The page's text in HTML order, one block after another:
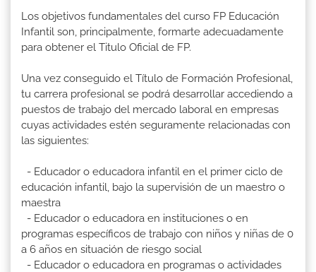
Los objetivos fundamentales del curso FP Educación
Infantil son, principalmente, formarte adecuadamente
para obtener el Titulo Oficial de FP.
Una vez conseguido el Título de Formación Profesional,
tu carrera profesional se podrá desarrollar accediendo a
puestos de trabajo del mercado laboral en empresas
cuyas actividades estén seguramente relacionadas con
las siguientes:
- Educador o educadora infantil en el primer ciclo de
educación infantil, bajo la supervisión de un maestro o
maestra
- Educador o educadora en instituciones o en
programas específicos de trabajo con niños y niñas de 0
a 6 años en situación de riesgo social
- Educador o educadora en programas o actividades